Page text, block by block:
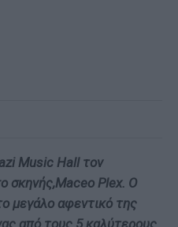
Music Hall τον
σκηνής,Maceo Plex. Ο
μεγάλο αφεντικό της
από τους 5 καλύτερους